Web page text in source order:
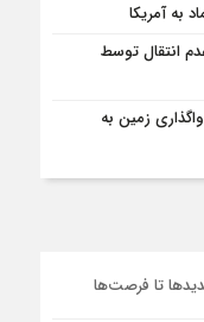
به آمریکا
انتقال توسط
زمین به
تا فرصت‌ها